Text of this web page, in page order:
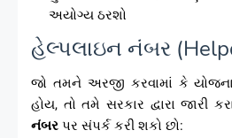
અયોગ્ય ઠરશો
હેલ્પલાઇન નંબર
જો તમને અરજી કરવામાં કે
હોય, તો તમે સરકાર દ્વારા જારી
નંબર પર સંપર્ક કરી શકો છો: